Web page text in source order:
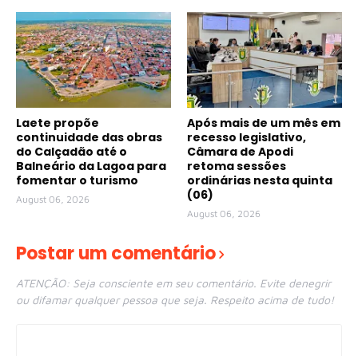
Laete propõe
continuidade das obras
do Calçadão até o
Balneário da Lagoa para
fomentar o turismo
August 06, 2026
Após mais de um mês em
recesso legislativo,
Câmara de Apodi
retoma sessões
ordinárias nesta quinta
(06)
August 06, 2026
Postar um comentário
ATENÇÃO: Seja consciente em seu comentário. Evite denegrir
ou difamar qualquer pessoa que seja. Respeito acima de tudo!